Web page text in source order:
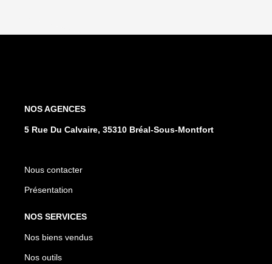
NOS AGENCES
5 Rue Du Calvaire, 35310 Bréal-Sous-Montfort
Nous contacter
Présentation
NOS SERVICES
Nos biens vendus
Nos outils